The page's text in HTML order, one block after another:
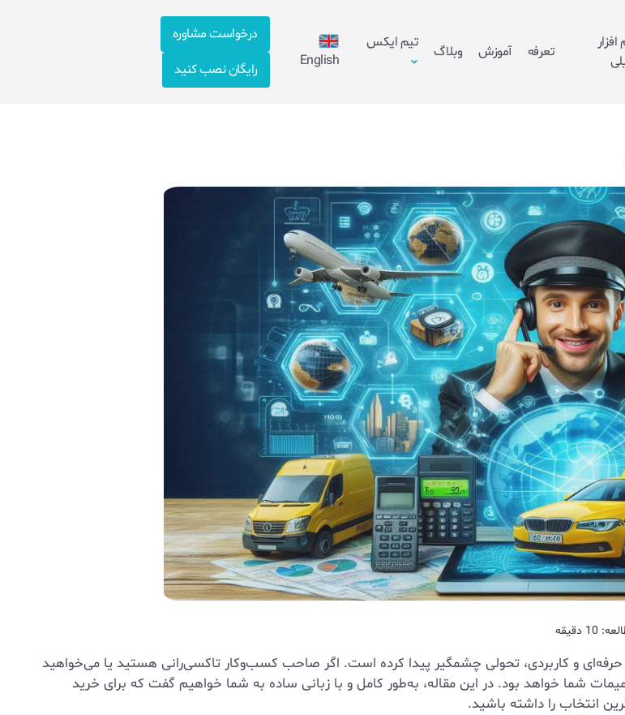
افزار
تعرفه آموزش وبلاگ
تیم ایکس
English
درخواست مشاوره
رایگان نصب کنید
دقیقه
و کاربردی، تحولی چشمگیر پیدا کرده است. اگر صاحب کسب‌وکار تاکسی‌رانی هستید یا می‌خواهید
شما خواهد بود. در این مقاله، به‌طور کامل و با زبانی ساده به شما خواهیم گفت که برای خرید
انتخاب را داشته باشید.